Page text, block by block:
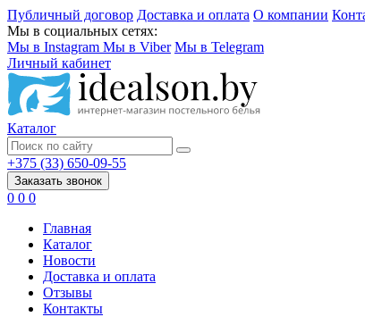
Публичный договор Доставка и оплата О компании
Мы в социальных сетях:
Мы в Instagram Мы в Viber Мы в Telegram
Личный кабинет
Каталог
+375 (33) 650-09-55
Заказать звонок
0 0 0
Главная
Каталог
Новости
Доставка и оплата
Отзывы
Контакты